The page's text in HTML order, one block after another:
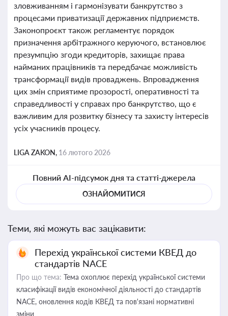
зловживанням і гармонізувати банкрутство з
процесами приватизації державних підприємств.
Законопроєкт також регламентує порядок
призначення арбітражного керуючого, встановлює
презумпцію згоди кредиторів, захищає права
найманих працівників та передбачає можливість
трансформації видів проваджень. Впровадження
цих змін сприятиме прозорості, оперативності та
справедливості у справах про банкрутство, що є
важливим для розвитку бізнесу та захисту інтересів
усіх учасників процесу.
LIGA ZAKON, 16 лютого 2026
Повний AI-підсумок дня та статті-джерела
ОЗНАЙОМИТИСЯ
Теми, які можуть вас зацікавити:
Перехід української системи КВЕД до
стандартів NACE
Про що тема: Тема охоплює перехід української системи
класифікації видів економічної діяльності до стандартів
NACE, оновлення кодів КВЕД та пов'язані нормативні
зміни